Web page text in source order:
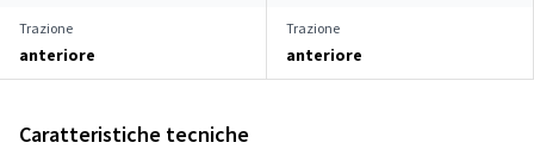
Trazione
anteriore
Trazione
anteriore
Caratteristiche tecniche